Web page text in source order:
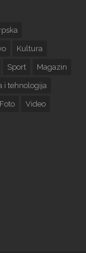
Kultura
Sport Magazin
i tehnologija
Foto Video